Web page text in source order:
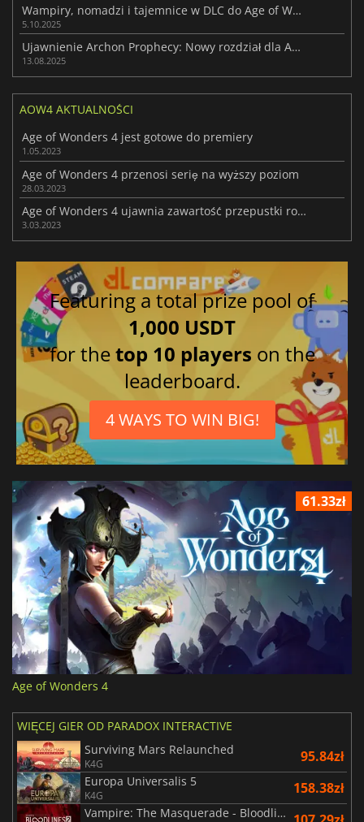
Wampiry, nomadzi i tajemnice w DLC do Age of Wonders 4
5.10.2025
Ujawnienie Archon Prophecy: Nowy rozdział dla Age of Wonders 4
13.08.2025
AOW4 AKTUALNOŚCI
Age of Wonders 4 jest gotowe do premiery
1.05.2023
Age of Wonders 4 przenosi serię na wyższy poziom
28.03.2023
Age of Wonders 4 ujawnia zawartość przepustki rozszerzającej
3.03.2023
Featuring a total prize pool of
1,000 USDT
for thetop 10 players on the
leaderboard.
4 WAYS TO WIN BIG!
61.33zł
Age of Wonders 4
WIĘCEJ GIER OD PARADOX INTERACTIVE
Surviving Mars Relaunched
K4G 95.84zł
Europa Universalis 5
K4G 158.38zł
Vampire: The Masquerade - Bloodlines 2